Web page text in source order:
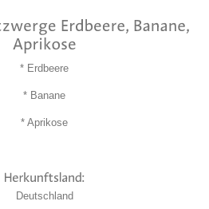
* Erdbeere
* Banane
* Aprikose
Deutschland